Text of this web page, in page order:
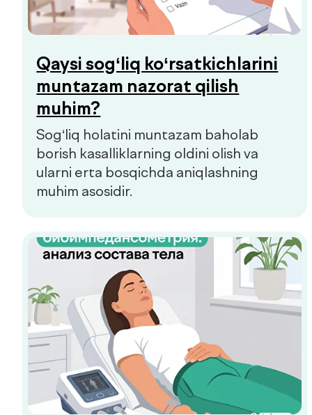
Prediabet belgilari: qachon
kerak
Prediabet ko‘pincha aniq belgilariz
kechadi. Kichik charchoq, energiyaning
o‘zgarishi yoki chanqoq birinchi e’tibor
Hammasini ko‘rish
Bolalar va kattalar klinikasi